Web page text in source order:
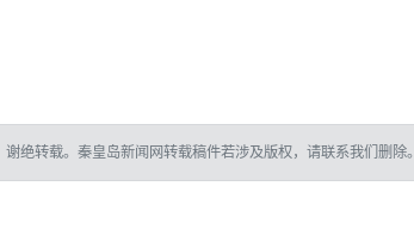
绝转载。秦皇岛新闻网转载稿件若涉及版权，请联系我们删除。